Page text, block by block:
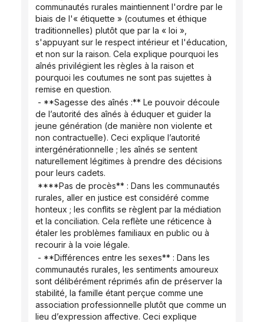
communautés rurales maintiennent l'ordre par le
biais de l'« étiquette » (coutumes et éthique
traditionnelles) plutôt que par la « loi »,
s'appuyant sur le respect intérieur et l'éducation,
et non sur la raison. Cela explique pourquoi les
aînés privilégient les règles à la raison et
pourquoi les coutumes ne sont pas sujettes à
remise en question.
de l’autorité des aînés à éduquer et guider la
jeune génération (de manière non violente et
non contractuelle). Ceci explique l’autorité
intergénérationnelle ; les aînés se sentent
naturellement légitimes à prendre des décisions
pour leurs cadets.
rurales, aller en justice est considéré comme
honteux ; les conflits se règlent par la médiation
et la conciliation. Cela reflète une réticence à
étaler les problèmes familiaux en public ou à
recourir à la voie légale.
communautés rurales, les sentiments amoureux
sont délibérément réprimés afin de préserver la
stabilité, la famille étant perçue comme une
association professionnelle plutôt que comme un
lieu d’expression affective. Ceci explique